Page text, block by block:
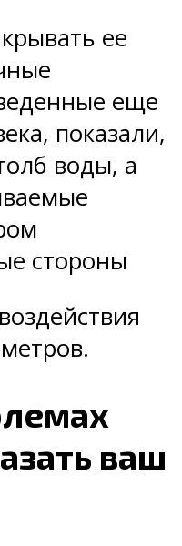
ее
еще
показали,
воды, а
стороны
ваш